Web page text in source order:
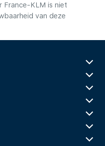
France-KLM is niet
van deze